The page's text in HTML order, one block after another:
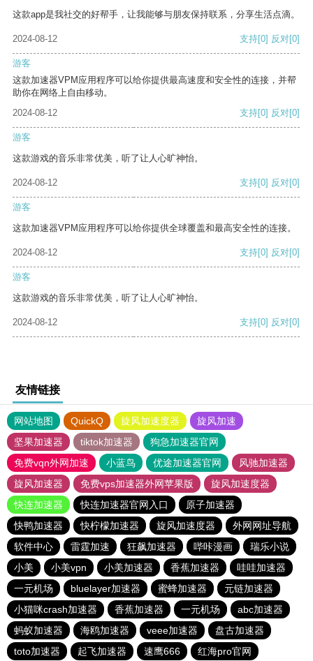
这款app是我社交的好帮手，让我能够与朋友保持联系，分享生活点滴。
2024-08-12 支持[0] 反对[0]
游客
这款加速器VPM应用程序可以给你提供最高速度和安全性的连接，并帮
助你在网络上自由移动。
2024-08-12
支持[0] 反对[0]
游客
这款游戏的音乐非常优美，听了让人心旷神怡。
2024-08-12 支持[0] 反对[0]
游客
这款加速器VPM应用程序可以给你提供全球覆盖和最高安全性的连接。
2024-08-12 支持[0] 反对[0]
游客
这款游戏的音乐非常优美，听了让人心旷神怡。
2024-08-12 支持[0] 反对[0]
友情链接
网站地图 QuickQ 旋风加速度器
旋风加速
坚果加速器
tiktok加速器
狗急加速器官网
免费vqn外网加速
小蓝鸟 优途加速器官网
风驰加速器
旋风加速器
免费vps加速器外网苹果版
旋风加速度器
快连加速器
快连加速器官网入口
原子加速器
快鸭加速器
快柠檬加速器 旋风加速度器
外网网址导航
软件中心
雷霆加速 狂飙加速器 哔咔漫画
瑞乐小说
小美
小美vpn 小美加速器 香蕉加速器
哇哇加速器
一元机场
bluelayer加速器 蜜蜂加速器
元链加速器
小猫咪crash加速器
香蕉加速器 一元机场
abc加速器
蚂蚁加速器
海鸥加速器 veee加速器
盘古加速器
toto加速器
起飞加速器 速鹰666 红海pro官网